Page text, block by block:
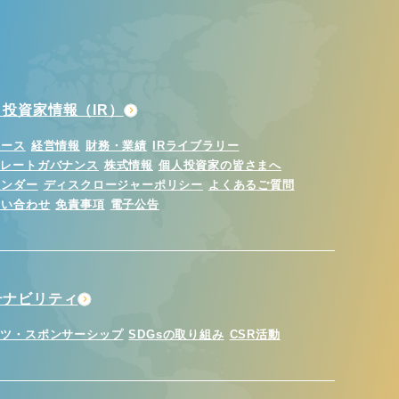
資家情報（IR）
ス 経営情報 財務・業績
IRライブラリー
ートガバナンス 株式情報 個人投資家の皆さまへ
ダー ディスクロージャーポリシー よくあるご質問
合わせ 免責事項 電子公告
ビリティ
・スポンサーシップ SDGsの取り組み CSR活動